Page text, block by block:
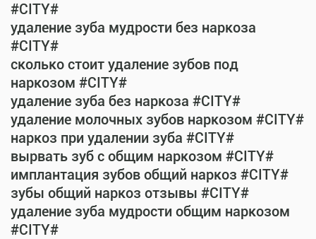
#CITY#
удаление зуба мудрости без наркоза
#CITY#
сколько стоит удаление зубов под
наркозом #CITY#
удаление зуба без наркоза #CITY#
удаление молочных зубов наркозом #CITY#
наркоз при удалении зуба #CITY#
вырвать зуб с общим наркозом #CITY#
имплантация зубов общий наркоз #CITY#
зубы общий наркоз отзывы #CITY#
удаление зуба мудрости общим наркозом
#CITY#